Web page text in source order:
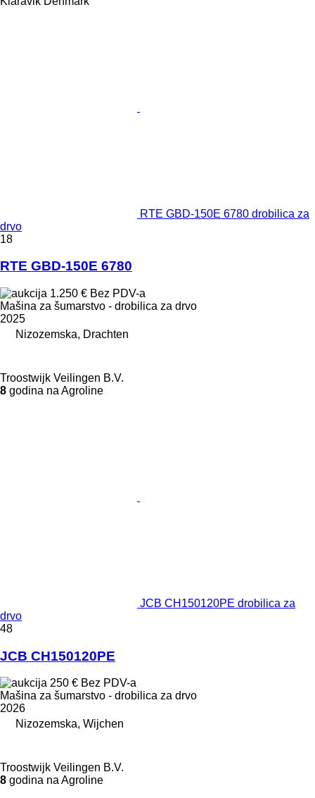
RTE GBD-150E 6780 drobilica za
drvo
18
RTE GBD-150E 6780
1.250 € Bez PDV-a
Mašina za šumarstvo - drobilica za drvo
2025
Nizozemska, Drachten
Troostwijk Veilingen B.V.
8 godina na Agroline
JCB CH150120PE drobilica za
drvo
48
JCB CH150120PE
250 € Bez PDV-a
Mašina za šumarstvo - drobilica za drvo
2026
Nizozemska, Wijchen
Troostwijk Veilingen B.V.
8 godina na Agroline